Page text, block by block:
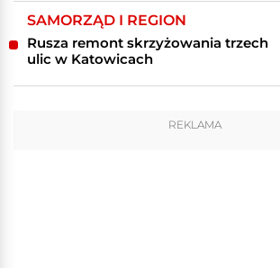
SAMORZĄD I REGION
Rusza remont skrzyżowania trzech
ulic w Katowicach
REKLAMA